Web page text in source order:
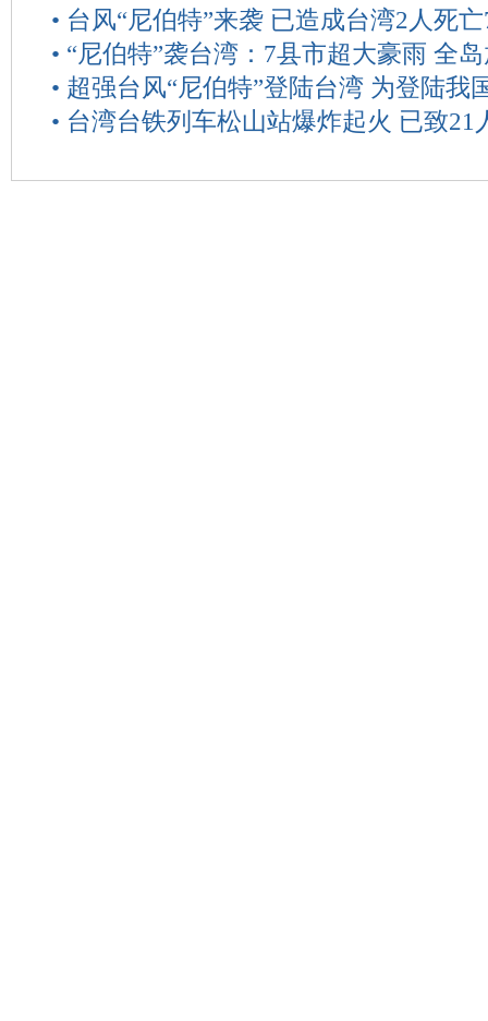
• 台风“尼伯特”来袭 已造成台湾2人死
• “尼伯特”袭台湾：7县市超大豪雨 全
• 超强台风“尼伯特”登陆台湾 为登陆我
• 台湾台铁列车松山站爆炸起火 已致21